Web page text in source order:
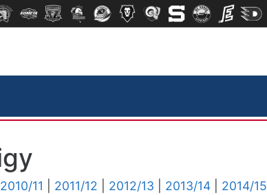
2010/11 2011/12 2012/13 2013/14 2014/15